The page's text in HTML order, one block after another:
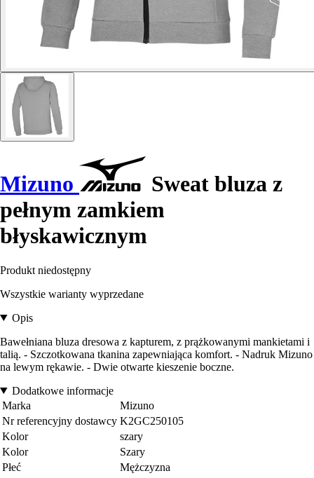
Mizuno
Sweat bluza z
pełnym zamkiem
błyskawicznym
Produkt niedostępny
Wszystkie warianty wyprzedane
Opis
Bawełniana bluza dresowa z kapturem, z prążkowanymi mankietami i
talią. - Szczotkowana tkanina zapewniająca komfort. - Nadruk Mizuno
na lewym rękawie. - Dwie otwarte kieszenie boczne.
Dodatkowe informacje
Marka
Mizuno
Nr referencyjny dostawcy K2GC250105
Kolor
szary
Kolor
Szary
Płeć
Mężczyzna